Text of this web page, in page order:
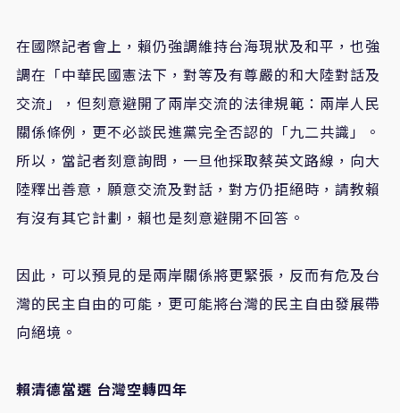
在國際記者會上，賴仍強調維持台海現狀及和平，也強
調在「中華民國憲法下，對等及有尊嚴的和大陸對話及
交流」，但刻意避開了兩岸交流的法律規範：兩岸人民
關係條例，更不必談民進黨完全否認的「九二共識」。
所以，當記者刻意詢問，一旦他採取蔡英文路線，向大
陸釋出善意，願意交流及對話，對方仍拒絕時，請教賴
有沒有其它計劃，賴也是刻意避開不回答。
因此，可以預見的是兩岸關係將更緊張，反而有危及台
灣的民主自由的可能，更可能將台灣的民主自由發展帶
向絕境。
賴清德當選 台灣空轉四年